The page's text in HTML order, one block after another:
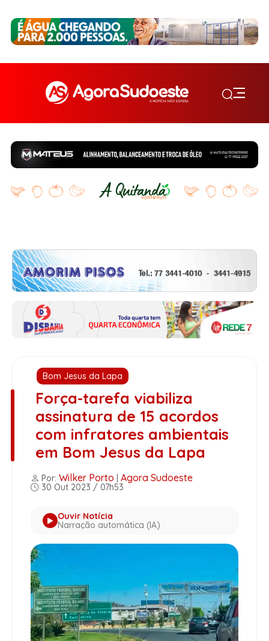
Bom Jesus da Lapa
Força-tarefa viabiliza
assinatura de 15 acordos
com infratores ambientais
em Bom Jesus da Lapa
Por: Wilker Porto Agora Sudoeste
30 Out 2023 / 07h53
Ouvir Notícia
Narração automática (IA)